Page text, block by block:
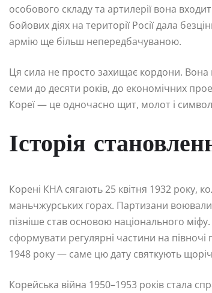
особового складу та артилерії вона
бойових діях на території Росії дала
армію ще більш непередбачуваною.
Ця сила не просто захищає кордони. Вона
семи до десяти років, до економічних
Кореї — це одночасно щит, молот і
Історія
Корені КНА сягають 25 квітня 1932 року,
маньчжурських горах. Партизани
пізніше став основою національного
сформувати регулярні частини на півночі
1948 року — саме цю дату святкують
Корейська війна 1950–1953 років стала